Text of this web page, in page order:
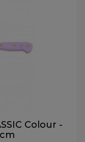
Colour -